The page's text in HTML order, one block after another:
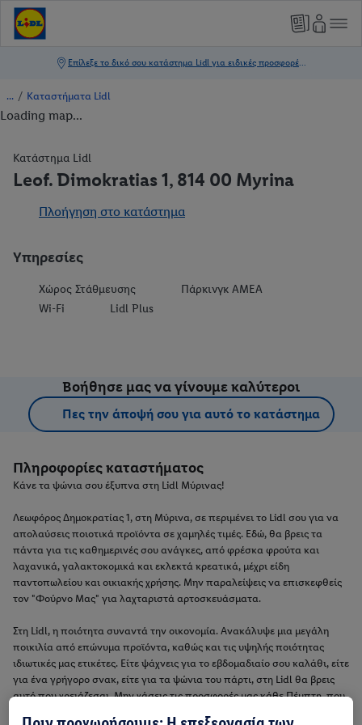
/ Καταστήματα Lidl
Loading map...
Κατάστημα Lidl
Leof. Dimokratias 1, 814 00 Myrina
Πλοήγηση στο κατάστημα
Υπηρεσίες
Χώρος Στάθμευσης
Πάρκινγκ ΑΜΕΑ
Wi-Fi
Lidl Plus
Βοήθησε μας να γίνουμε καλύτεροι
Πες την άποψή σου για αυτό το κατάστημα
Πληροφορίες καταστήματος
Κάνε τα ψώνια σου έξυπνα στη Lidl Μύρινας!
Λεωφόρος Δημοκρατίας 1, στη Μύρινα, σε περιμένει το Lidl σου για να
απολαύσεις ποιοτικά προϊόντα σε χαμηλές τιμές. Εδώ, θα βρεις τα
πάντα για τις καθημερινές σου ανάγκες, από φρέσκα φρούτα και
λαχανικά, γαλακτοκομικά και εκλεκτά κρεατικά, μέχρι είδη
παντοπωλείου και οικιακής χρήσης. Μην παραλείψεις να επισκεφθείς
τον "Φούρνο Μας" για λαχταριστά αρτοσκευάσματα.
Στη Lidl, η ποιότητα συναντά την οικονομία. Ανακάλυψε μια μεγάλη
ποικιλία από επώνυμα προϊόντα, καθώς και τις υψηλής ποιότητας
ιδιωτικές μας ετικέτες. Είτε ψάχνεις για το εβδομαδιαίο σου καλάθι, είτε
για ένα γρήγορο σνακ, είτε για τα ψώνια του πάρτι, στη Lidl θα βρεις
αυτό που χρειάζεσαι. Μην χάσεις τις προσφορές μας κάθε Πέμπτη, που